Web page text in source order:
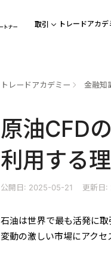
取引 トレードアカデ
トレードアカデミー 金融知
原油CFD
利用する
公開日: 2025-05-21 更新日
石油は世界で最も活発に
変動の激しい市場にアクセ